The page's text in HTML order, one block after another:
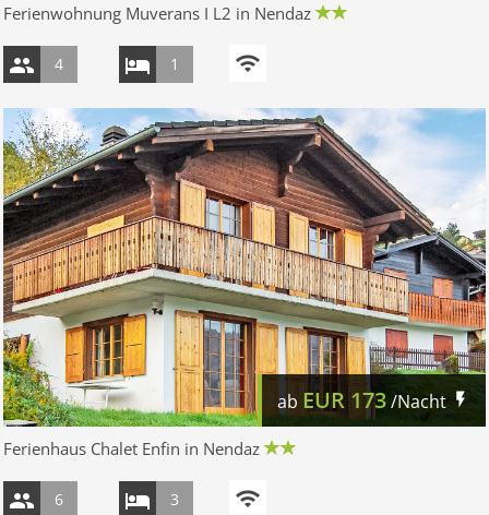
Ferienwohnung Muverans I L2 in Nendaz
4 1
ab EUR 173/Nacht
Ferienhaus Chalet Enfin in Nendaz
6 3